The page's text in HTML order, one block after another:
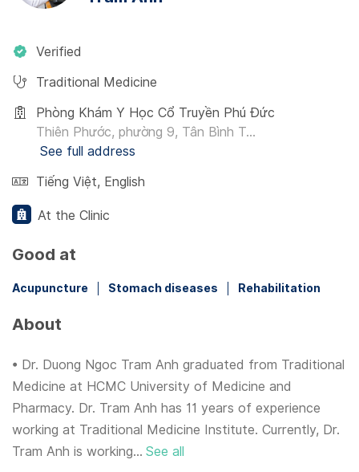
Verified
Traditional Medicine
Phòng Khám Y Học Cổ Truyền Phú Đức
Thiên Phước, phường 9, Tân Bình T...
See full address
Tiếng Việt, English
At the Clinic
Good at
Acupuncture Stomach diseases Rehabilitation
About
• Dr. Duong Ngoc Tram Anh graduated from Traditional
Medicine at HCMC University of Medicine and
Pharmacy. Dr. Tram Anh has 11 years of experience
working at Traditional Medicine Institute. Currently, Dr.
Tram Anh is working... See all